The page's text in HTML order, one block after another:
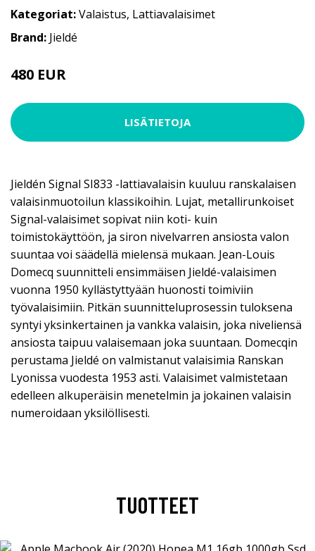
Kategoriat:Valaistus, Lattiavalaisimet
Brand: Jieldé
480 EUR
LISÄTIETOJA
Jieldén Signal SI833 -lattiavalaisin kuuluu ranskalaisen
valaisinmuotoilun klassikoihin. Lujat, metallirunkoiset
Signal-valaisimet sopivat niin koti- kuin
toimistokäyttöön, ja siron nivelvarren ansiosta valon
suuntaa voi säädellä mielensä mukaan. Jean-Louis
Domecq suunnitteli ensimmäisen Jieldé-valaisimen
vuonna 1950 kyllästyttyään huonosti toimiviin
työvalaisimiin. Pitkän suunnitteluprosessin tuloksena
syntyi yksinkertainen ja vankka valaisin, joka niveliensä
ansiosta taipuu valaisemaan joka suuntaan. Domecqin
perustama Jieldé on valmistanut valaisimia Ranskan
Lyonissa vuodesta 1953 asti. Valaisimet valmistetaan
edelleen alkuperäisin menetelmin ja jokainen valaisin
numeroidaan yksilöllisesti.
TUOTTEET